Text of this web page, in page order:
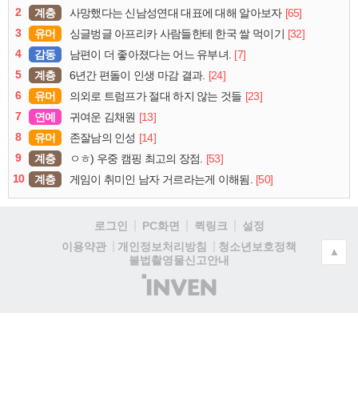
2
계층 사망했다는 신남성연대 대표에 대해 알아보자 [65]
3
유머 싱글벙글 아프리카 사람들한테 한국 쌀 먹이기
[32]
4
감동 남편이 더 좋아졌다는 어느 유부녀. [7]
5
계층 6년간 편돌이 인생 마감 결과. [24]
6
유머 의외로 트럼프가 절대 하지 않는 것들 [23]
7
연예 귀여운 김채원 [13]
8
유머 존잘남의 인성 [14]
9
계층 ㅇㅎ) 우중 캠핑 최고의 장점. [53]
10
계층 게임이 취미인 남자 거르라는게 이해됨. [50]
로그인 PC화면 퀵링크
설정
이용약관
개인정보처리방침
청소년보호정책
불법촬영물신고안내
(주)
인
▲